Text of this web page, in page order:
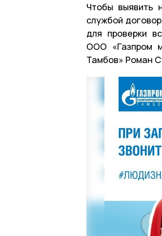
Чтобы выявить
службой
для проверки
ООО «Газпром
Тамбов» Роман